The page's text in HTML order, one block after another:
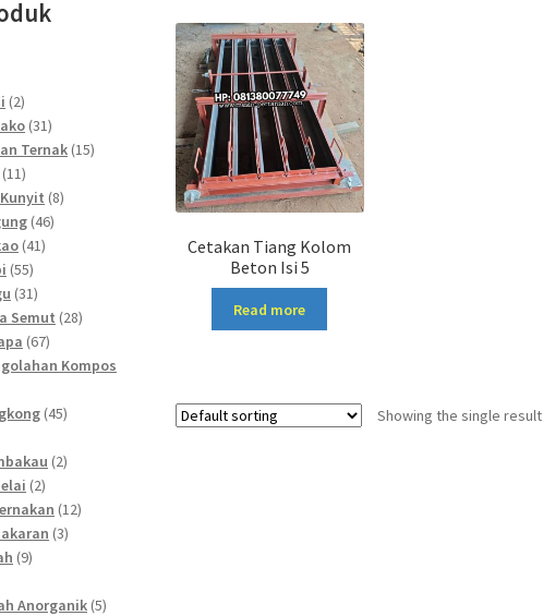
Cetakan Tiang Kolom
Beton Isi 5
Read more
Showing the single result
22
products
3131
products
Ternak 1515
1111
products
88
4646
4141
5555
products
3131
products
Semut 2828
6767
products
Kompos
4545
22
22
products
1212
33
99
Anorganik 55